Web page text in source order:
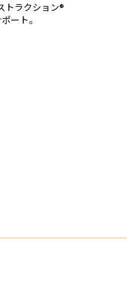
トラクション®
ート。